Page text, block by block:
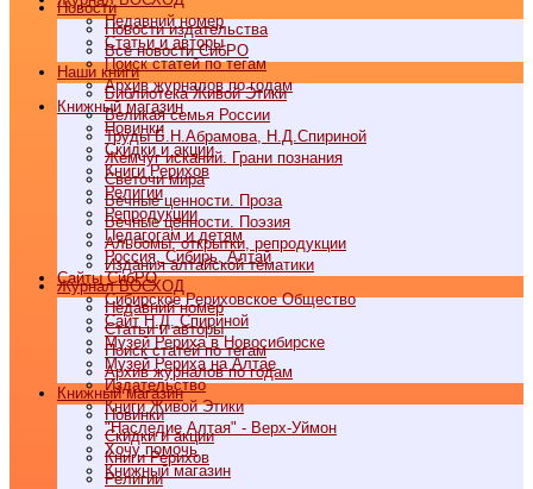
Недавний номер
Статьи и авторы
Поиск статей по тегам
Архив журналов по годам
Книжный магазин
Новинки
Скидки и акции
Книги Рерихов
Религии
Репродукции
Педагогам и детям
Россия, Сибирь, Алтай
Cайты СибРО
Сибирское Рериховское Общество
Сайт Н.Д. Спириной
Музей Рериха в Новосибирске
Музей Рериха на Алтае
Издательство
Книги Живой Этики
"Наследие Алтая" - Верх-Уймон
Хочу помочь
Книжный магазин
Новости
Новости издательства
Все новости СибРО
Наши книги
Библиотека Живой Этики
Великая семья России
Труды Б.Н.Абрамова, Н.Д.Спириной
Жемчуг исканий. Грани познания
Светочи мира
Вечные ценности. Проза
Вечные ценности. Поэзия
Альбомы, открытки, репродукции
Издания алтайской тематики
Журнал ВОСХОД
Недавний номер
Статьи и авторы
Поиск статей по тегам
Архив журналов по годам
Книжный магазин
Новинки
Скидки и акции
Книги Рерихов
Религии